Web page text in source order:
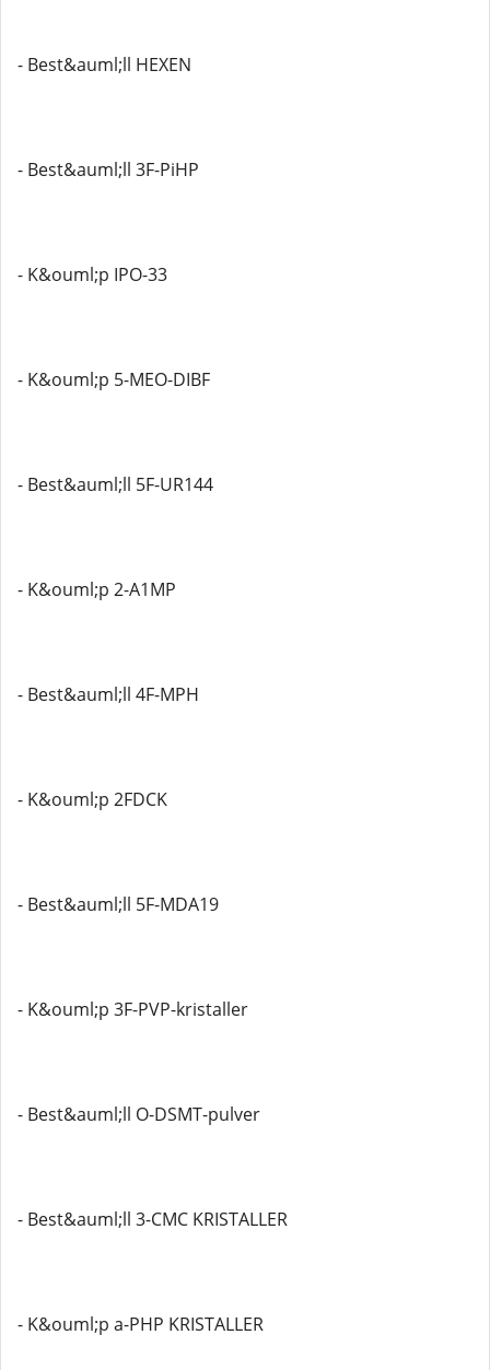
- Best&auml;ll HEXEN
- Best&auml;ll 3F-PiHP
- K&ouml;p IPO-33
- K&ouml;p 5-MEO-DIBF
- Best&auml;ll 5F-UR144
- K&ouml;p 2-A1MP
- Best&auml;ll 4F-MPH
- K&ouml;p 2FDCK
- Best&auml;ll 5F-MDA19
- K&ouml;p 3F-PVP-kristaller
- Best&auml;ll O-DSMT-pulver
- Best&auml;ll 3-CMC KRISTALLER
- K&ouml;p a-PHP KRISTALLER